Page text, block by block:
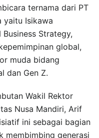
ternama dari PT
yaitu Isikawa
Strategy,
global,
muda bidang
dan Gen Z.
Wakil Rektor
Nusa Mandiri, Arif
ini sebagai bagian
membimbing generasi